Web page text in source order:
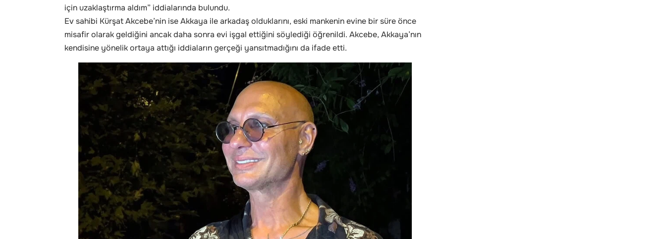
için uzaklaştırma aldım” iddialarında bulundu.
Ev sahibi Kürşat Akcebe’nin ise Akkaya ile arkadaş olduklarını, eski mankenin evine bir süre önce
misafir olarak geldiğini ancak daha sonra evi işgal ettiğini söylediği öğrenildi. Akcebe, Akkaya’nın
kendisine yönelik ortaya attığı iddiaların gerçeği yansıtmadığını da ifade etti.